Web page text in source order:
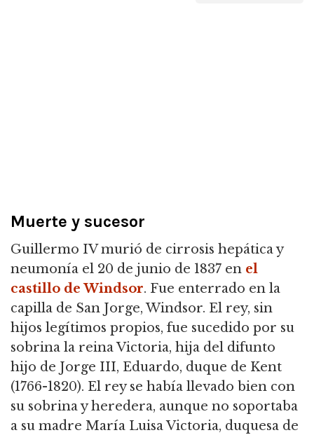
Muerte y sucesor
Guillermo IV murió de cirrosis hepática y
neumonía el 20 de junio de 1837 en el
castillo de Windsor. Fue enterrado en la
capilla de San Jorge, Windsor. El rey, sin
hijos legítimos propios, fue sucedido por su
sobrina la reina Victoria, hija del difunto
hijo de Jorge III, Eduardo, duque de Kent
(1766-1820). El rey se había llevado bien con
su sobrina y heredera, aunque no soportaba
a su madre María Luisa Victoria, duquesa de